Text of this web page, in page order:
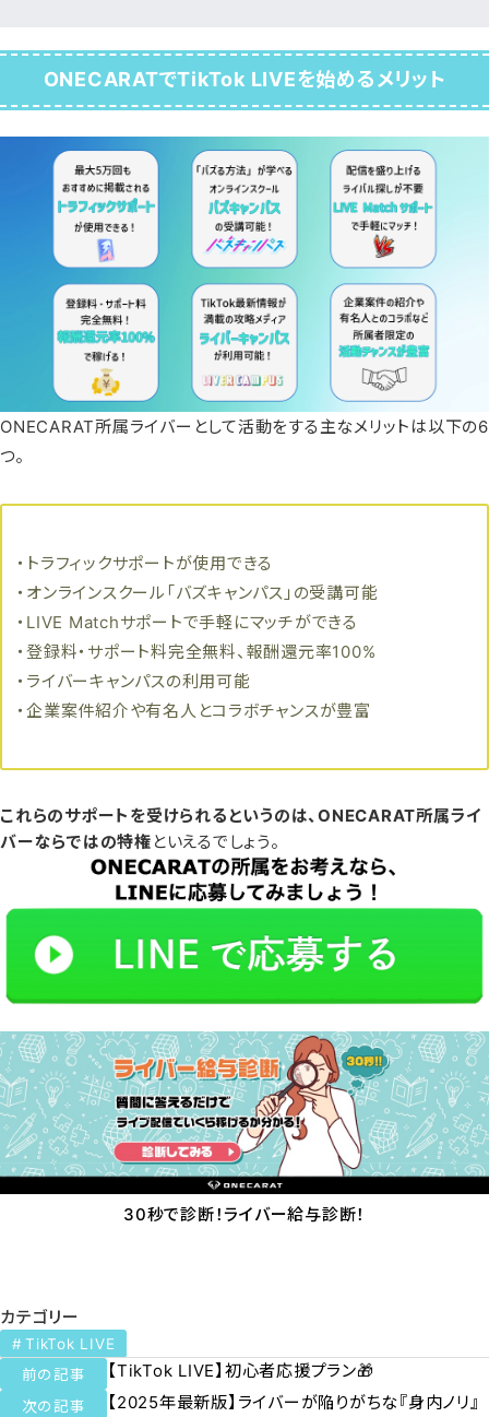
ONECARATでTikTok LIVEを始めるメリット
ONECARAT所属ライバーとして活動をする主なメリットは以下の6
つ。
・トラフィックサポートが使用できる
・オンラインスクール「バズキャンパス」の受講可能
・LIVE Matchサポートで手軽にマッチができる
・登録料・サポート料完全無料、報酬還元率100%
・ライバーキャンパスの利用可能
・企業案件紹介や有名人とコラボチャンスが豊富
これらのサポートを受けられるというのは、ONECARAT所属ライ
バーならではの特権 といえるでしょう。
30秒で診断！ライバー給与診断！
カテゴリー
TikTok LIVE
前の記事
【TikTok LIVE】初心者応援プラン🎁
次の記事
【2025年最新版】ライバーが陥りがちな『身内ノリ』